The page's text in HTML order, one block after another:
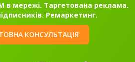
в топ-10 на першу сторінку.
реклама Google Ads.
КОНСУЛЬТАЦІЯ